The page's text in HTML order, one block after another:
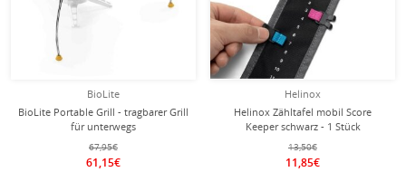
BioLite
BioLite Portable Grill - tragbarer Grill
für unterwegs
67,95€
61,15€
Helinox
Helinox Zähltafel mobil Score
Keeper schwarz - 1 Stück
13,50€
11,85€